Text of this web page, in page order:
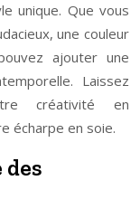
unique. Que vous
une couleur
ajouter une
Laissez
créativité en
écharpe en soie.